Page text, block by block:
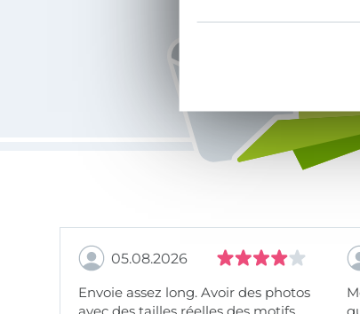
05.08.2026
Envoie assez long. Avoir des photos
avec des tailles réelles des motifs.